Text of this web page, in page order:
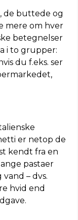
de buttede og
mere om hver
betegnelser
i to grupper:
du f.eks. ser
er netop de
kendt fra en
pastaer
– dvs.
hvid end